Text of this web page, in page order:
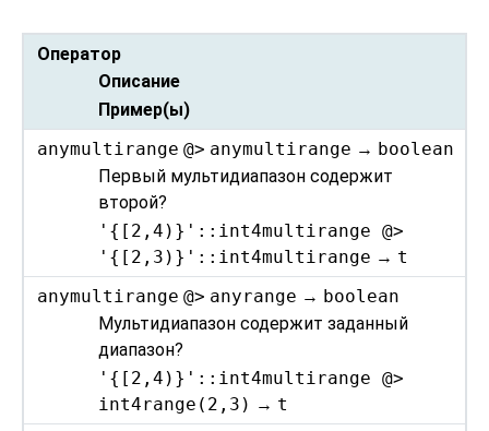
Оператор
Описание
Пример(ы)
anymultirange @> anymultirange → boolean
Первый мультидиапазон содержит
второй?
'{[2,4)}'::int4multirange @>
'{[2,3)}'::int4multirange → t
anymultirange @> anyrange → boolean
Мультидиапазон содержит заданный
диапазон?
'{[2,4)}'::int4multirange @>
int4range(2,3) → t